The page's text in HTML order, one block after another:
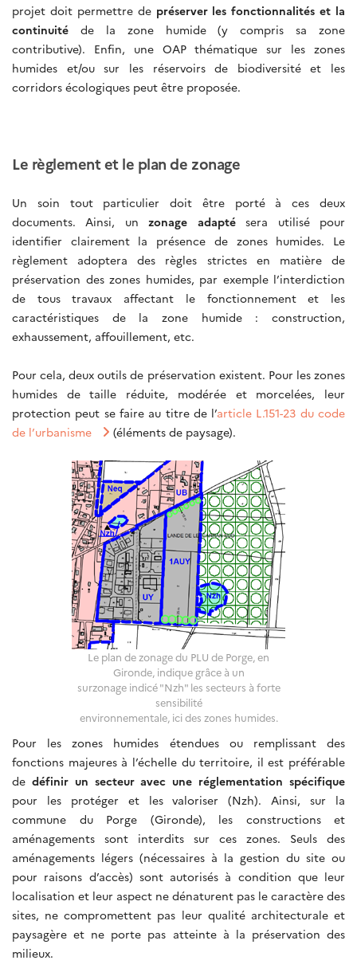
projet doit permettre de préserver les fonctionnalités et la
continuité de la zone humide (y compris sa zone
contributive). Enfin, une OAP thématique sur les zones
humides et/ou sur les réservoirs de biodiversité et les
corridors écologiques peut être proposée.
Le règlement et le plan de zonage
Un soin tout particulier doit être porté à ces deux
documents. Ainsi, unzonage adaptésera utilisé pour
identifier clairement la présence de zones humides. Le
règlement adoptera des règles strictes en matière de
préservation des zones humides, par exemple l’interdiction
de tous travaux affectant le fonctionnement et les
caractéristiques de la zone humide : construction,
exhaussement, affouillement, etc.
Pour cela, deux outils de préservation existent. Pour les zones
humides de taille réduite, modérée et morcelées, leur
protection peut se faire au titre de l’article L.151-23 du code
de l’urbanisme
(éléments de paysage).
Le plan de zonage du PLU de Porge, en
Gironde, indique grâce à un
surzonage indicé "Nzh" les secteurs à forte
sensibilité
environnementale, ici des zones humides.
Pour les zones humides étendues ou remplissant des
fonctions majeures à l’échelle du territoire, il est préférable
de définir un secteur avec une réglementation spécifique
pour les protéger et les valoriser (Nzh). Ainsi, sur la
commune du Porge (Gironde), les constructions et
aménagements sont interdits sur ces zones. Seuls des
aménagements légers (nécessaires à la gestion du site ou
pour raisons d’accès) sont autorisés à condition que leur
localisation et leur aspect ne dénaturent pas le caractère des
sites, ne compromettent pas leur qualité architecturale et
paysagère et ne porte pas atteinte à la préservation des
milieux.